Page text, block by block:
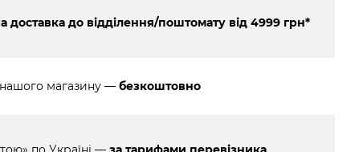
доставка до відділення/поштомату від 4999 грн*
магазину — безкоштовно